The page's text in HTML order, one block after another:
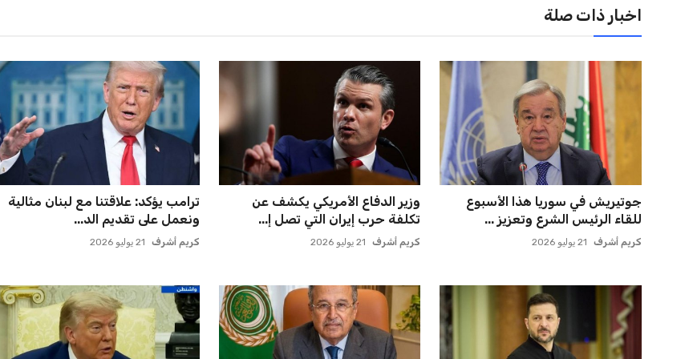
اخبار ذات صلة
جوتيريش في سوريا هذا الأسبوع
للقاء الرئيس الشرع وتعزيز ...
كريم أشرف 21 يوليو 2026
وزير الدفاع الأمريكي يكشف عن
تكلفة حرب إيران التي تصل إ...
كريم أشرف 21 يوليو 2026
ترامب يؤكد: علاقتنا مع لبنان مثالية
ونعمل على تقديم الد...
كريم أشرف 21 يوليو 2026